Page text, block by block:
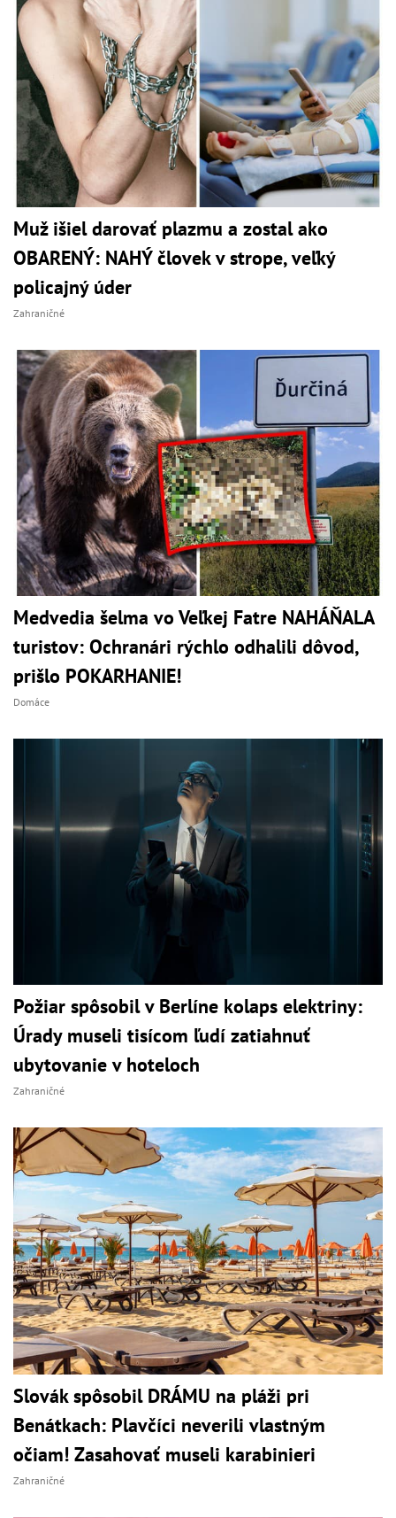
Muž išiel darovať plazmu a zostal ako
OBARENÝ: NAHÝ človek v strope, veľký
policajný úder
Zahraničné
Medvedia šelma vo Veľkej Fatre NAHÁŇALA
turistov: Ochranári rýchlo odhalili dôvod,
prišlo POKARHANIE!
Domáce
Požiar spôsobil v Berlíne kolaps elektriny:
Úrady museli tisícom ľudí zatiahnuť
ubytovanie v hoteloch
Zahraničné
Slovák spôsobil DRÁMU na pláži pri
Benátkach: Plavčíci neverili vlastným
očiam! Zasahovať museli karabinieri
Zahraničné